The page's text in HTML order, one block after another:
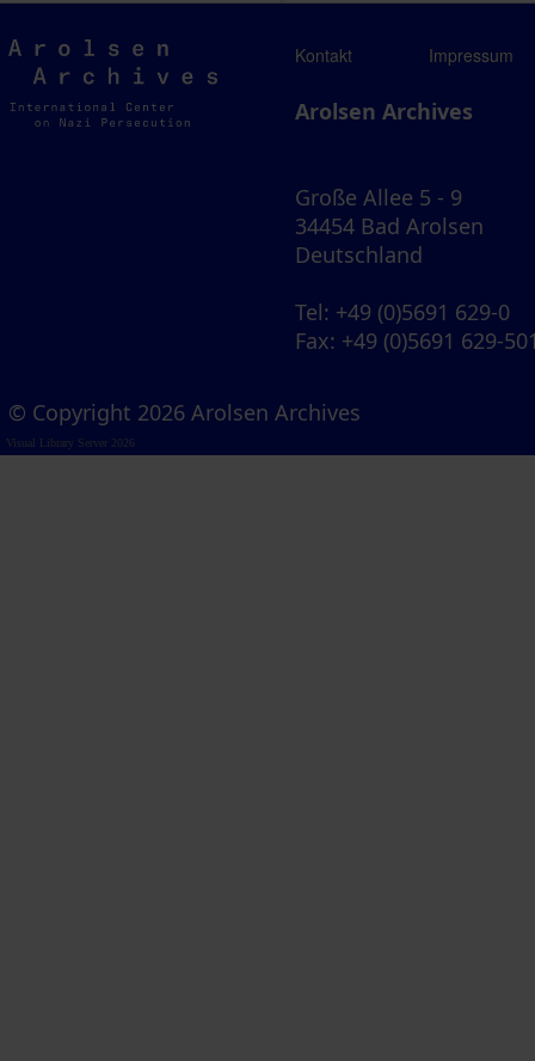
Arolsen
Archives
Kontakt Impressum
Arolsen Archives
Große Allee 5 - 9
34454 Bad Arolsen
Deutschland
Tel: +49 (0)5691 629-0
Fax: +49 (0)5691 629-
© Copyright 2026 Arolsen Archives
Visual Library Server 2026